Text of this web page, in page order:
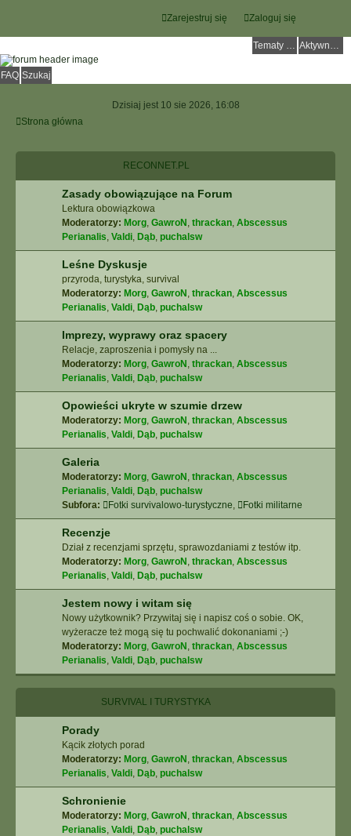
Zaloguj się
Zarejestruj się
Tematy bez odpowiedzi Aktywne tematy
FAQ Szukaj
Dzisiaj jest 10 sie 2026, 16:08
Strona główna
RECONNET.PL
Zasady obowiązujące na Forum
Lektura obowiązkowa
Moderatorzy: Morg, GawroN , thrackan, Abscessus
Perianalis, Valdi, Dąb, puchalsw
Leśne Dyskusje
przyroda, turystyka, survival
Moderatorzy: Morg, GawroN , thrackan, Abscessus
Perianalis, Valdi, Dąb, puchalsw
Imprezy, wyprawy oraz spacery
Relacje, zaproszenia i pomysły na ...
Moderatorzy: Morg, GawroN , thrackan, Abscessus
Perianalis, Valdi, Dąb, puchalsw
Opowieści ukryte w szumie drzew
Moderatorzy: Morg, GawroN , thrackan, Abscessus
Perianalis, Valdi, Dąb, puchalsw
Galeria
Moderatorzy: Morg, GawroN , thrackan, Abscessus
Perianalis, Valdi, Dąb, puchalsw
Subfora:
Fotki survivalowo-turystyczne, Fotki militarne
Recenzje
Dział z recenzjami sprzętu, sprawozdaniami z testów itp.
Moderatorzy: Morg, GawroN , thrackan, Abscessus
Perianalis, Valdi, Dąb, puchalsw
Jestem nowy i witam się
Nowy użytkownik? Przywitaj się i napisz coś o sobie. OK,
wyżeracze też mogą się tu pochwalić dokonaniami ;-)
Moderatorzy: Morg, GawroN , thrackan, Abscessus
Perianalis, Valdi, Dąb, puchalsw
SURVIVAL I TURYSTYKA
Porady
Kącik złotych porad
Moderatorzy: Morg, GawroN , thrackan, Abscessus
Perianalis, Valdi, Dąb, puchalsw
Schronienie
Moderatorzy: Morg, GawroN , thrackan, Abscessus
Perianalis, Valdi, Dąb, puchalsw